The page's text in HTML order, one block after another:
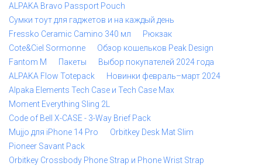
ALPAKA Bravo Passport Pouch
Сумки тоут для гаджетов и на каждый день
Fressko Ceramic Camino 340 мл
Рюкзак
Cote&Ciel Sormonne
Обзор кошельков Peak Design
Fantom M
Пакеты
Выбор покупателей 2024 года
ALPAKA Flow Totepack
Новинки февраль–март 2024
Alpaka Elements Tech Case и Tech Case Max
Moment Everything Sling 2L
Code of Bell X-CASE - 3-Way Brief Pack
Mujjo для iPhone 14 Pro
Orbitkey Desk Mat Slim
Pioneer Savant Pack
Orbitkey Crossbody Phone Strap и Phone Wrist Strap